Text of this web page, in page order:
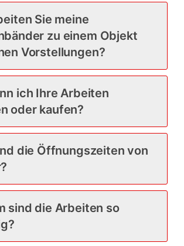
Sie meine
zu einem Objekt
Vorstellungen?
ich Ihre Arbeiten
oder kaufen?
die Öffnungszeiten von
sind die Arbeiten so